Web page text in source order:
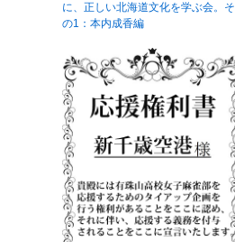
に、正しい北海道文化を学ぶ会。そ
の1：本内成香編